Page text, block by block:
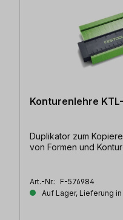
Konturenlehre KTL-
Duplikator zum
von Formen und
Art.-Nr.: F-576984
Auf Lager, Lieferung